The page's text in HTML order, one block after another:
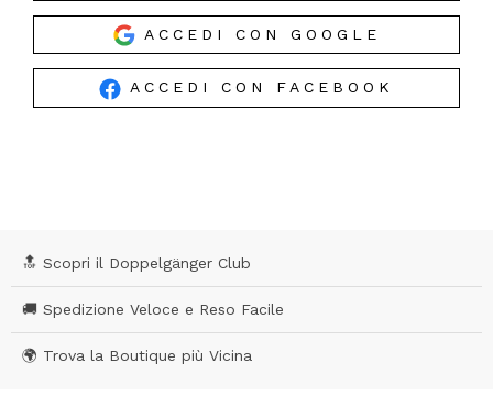
ACCEDI CON GOOGLE
ACCEDI CON FACEBOOK
🔝 Scopri il Doppelgänger Club
🚚 Spedizione Veloce e Reso Facile
🌍 Trova la Boutique più Vicina